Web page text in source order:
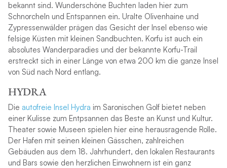
bekannt sind. Wunderschöne Buchten laden hier zum
Schnorcheln und Entspannen ein. Uralte Olivenhaine und
Zypressenwälder prägen das Gesicht der Insel ebenso wie
felsige Küsten mit kleinen Sandbuchten. Korfu ist auch ein
absolutes Wanderparadies und der bekannte Korfu-Trail
erstreckt sich in einer Länge von etwa 200 km die ganze Insel
von Süd nach Nord entlang.
HYDRA
Die autofreie Insel Hydra im Saronischen Golf bietet neben
einer Kulisse zum Entpsannen das Beste an Kunst und Kultur.
Theater sowie Museen spielen hier eine herausragende Rolle.
Der Hafen mit seinen kleinen Gässchen, zahlreichen
Gebäuden aus dem 18. Jahrhundert, den lokalen Restaurants
und Bars sowie den herzlichen Einwohnern ist ein ganz